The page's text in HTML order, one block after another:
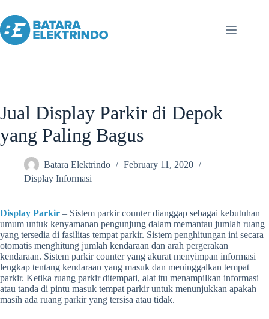
Jual Display Parkir di Depok
yang Paling Bagus
Batara Elektrindo
February 11, 2020
Display Informasi
Display Parkir – Sistem parkir counter dianggap sebagai kebutuhan
umum untuk kenyamanan pengunjung dalam memantau jumlah ruang
yang tersedia di fasilitas tempat parkir. Sistem penghitungan ini secara
otomatis menghitung jumlah kendaraan dan arah pergerakan
kendaraan. Sistem parkir counter yang akurat menyimpan informasi
lengkap tentang kendaraan yang masuk dan meninggalkan tempat
parkir. Ketika ruang parkir ditempati, alat itu menampilkan informasi
atau tanda di pintu masuk tempat parkir untuk menunjukkan apakah
masih ada ruang parkir yang tersisa atau tidak.